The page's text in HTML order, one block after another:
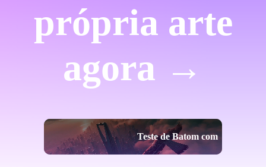
própria arte
agora →
Teste de Batom com